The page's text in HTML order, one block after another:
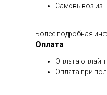
Самовывоз из
Более подробная
Оплата
Оплата онлайн
Оплата при